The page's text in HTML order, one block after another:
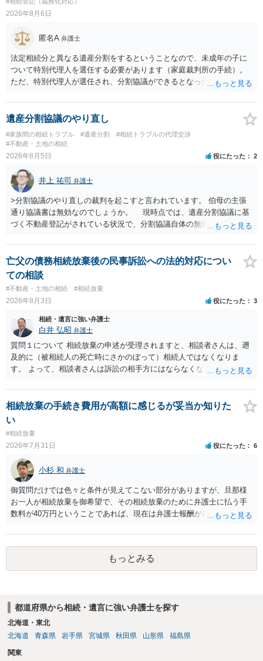
2026年8月6日
匿名A 弁護士
法定相続分と異なる遺産分割をするということなので、未成年の子に
ついて特別代理人を選任する必要があります（家庭裁判所の手続）。
ただ、特別代理人が選任され、分割協議ができるとなったとしても、
の権利も守られなければならないからです。 相続財産全体で、未成年
者の権利が守られているかどうかを判断しなければなりません。 単
に、未成年者を今後養育するのは、自分だからという理由では、法定
相続分以上に多くの遺産を取得することができるというわけではあり
ません。
遺産分割協議のやり直し
#家族間の相続トラブル #遺産分割
#相続トラブルの代理交渉
#不動産・土地の相続
2026年8月5日 役にたった 2
井上 祐司 弁護士
>分割協議のやり直しの裁判を起こすと言われています。 伯母の主張
通り協議書は無効なのでしょうか。 現時点では、遺産分割協議に基
づく不動産登記がされている状況で、分割協議自体の無効を裁判所が
方の訴訟の主張及び立証次第ですが、 ・御祖母様の認知能力に関する
医師の意見書、筆跡鑑定 が提出されればその効力が否定される可能性
はありますが、 ・伯母様自身が分割協議に加わっていること ・御祖母
様の意に反する遺産分割協議を行う実益が誰にあったかの立証が困難
であること からすると、実際に遺産分割協議の効力が否定される可能
性はそれほど高くない（立証のハードルは非常に高い）ということが
言えると思います。
亡父の債務相続放棄後の民事訴訟への法的対応につい
ての相談
#不動産・土地の相続 #相続放棄
2026年8月3日 役にたった 3
相続・遺言に強い弁護士
白井 弘昭 弁護士
質問１について 相続放棄の申述が受理されますと、相談者さんは、遡
及的に（被相続人の死亡時にさかのぼって）相続人ではなくなりま
す。 よって、相談者さんは訴訟の相手方にはならなくなるので（明け
理証明を家庭裁判所で取得し、コピーを答弁書に添えて裁判所に提出
してください。 質問２について 請求棄却を求める答弁書を提出すれ
ば、第１回期日は出席する必要がありません。その日は差支え（用事
はないので、ｍｉｎｔｓでの提出の必要は無いと思います。郵送（期
限までに届けばよい）で十分です。 詳細は、書面記載の裁判所書記官
にお問い合わせください。 以上、ご参考まで。
相続放棄の手続き費用が高額に感じるが妥当か知りた
い
#相続放棄
2026年7月31日 役にたった 6
小杉 和 弁護士
御質問だけでは色々と条件が見えてこない部分がありますが、旦那様
お一人が相続放棄を御希望で、その相続放棄のために弁護士に払う手
数料が40万円ということであれば、現在は弁護士報酬が自由化されて
です。 ただ、弁護士に払う手数料とは別に戸籍の用意に一定の実費が
かかることになりますので、その費用も支払うべきものとして頭に置
いておいてください。 話を元に戻して、弁護士に対する手数料です
が、旦那様の収入や財産にもよりますが、法テラスに御連絡なさって
らい（希望者が多く予約できてもしばらく先になる）ようですので、
比較的短い熟慮期間のことを考えると、来週早々すぐにでも御連絡す
る方が良いでしょう。 もし法テラスが御利用になれない、あるいは時
（WEB等で）、問い合わせてみることです。相続を扱う弁護士でも相
もっとみる
都道府県から相続・遺言に強い弁護士を探す
北海道・東北
北海道
青森県 岩手県 宮城県 秋田県 山形県 福島県
関東